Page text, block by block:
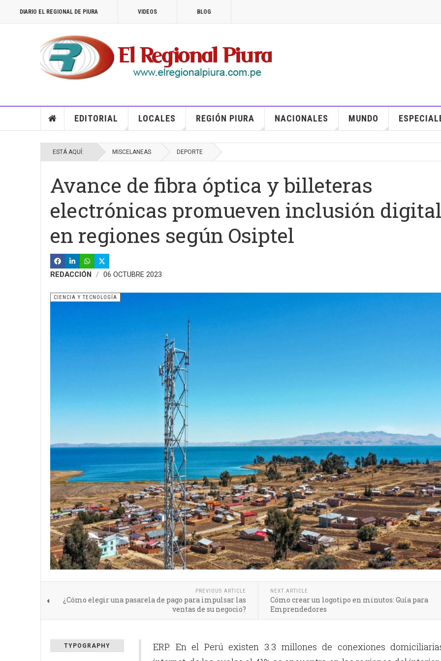
DIARIO EL REGIONAL DE PIURA VIDEOS BLOG
EDITORIAL LOCALES REGIÓN PIURA NACIONALES MUNDO
ESTÁ AQUÍ: MISCELANEAS DEPORTE
Avance de fibra óptica y billeteras
electrónicas promueven inclusión
en regiones según Osiptel
REDACCIÓN 06 OCTUBRE 2023
CIENCIA Y TECNOLOGÍA
PREVIOUS ARTICLE
¿Cómo elegir una pasarela de pago para impulsar las
ventas de su negocio?
NEXT ARTICLE
Cómo crear un logotipo en minutos: Guía para
Emprendedores
TYPOGRAPHY
ERP. En el Perú existen 3.3 millones de conexiones